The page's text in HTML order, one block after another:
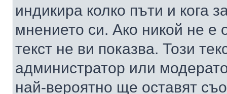
индикира колко пъти и кога
мнението си. Ако никой не е
текст не ви показва. Този
администратор или
най-вероятно ще оставят